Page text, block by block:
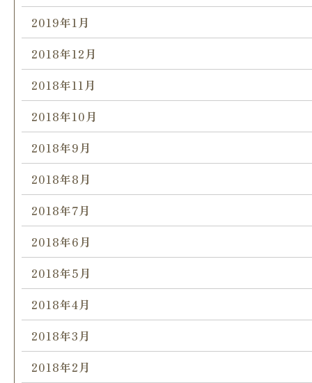
2019年1月
2018年12月
2018年11月
2018年10月
2018年9月
2018年8月
2018年7月
2018年6月
2018年5月
2018年4月
2018年3月
2018年2月